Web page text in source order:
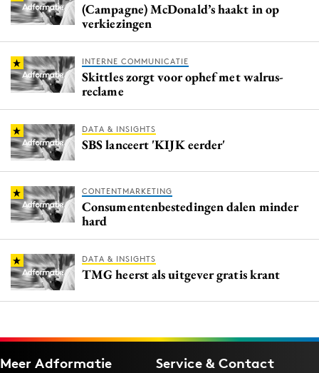
(Campagne) McDonald’s haakt in op
verkiezingen
INTERNE COMMUNICATIE
Skittles zorgt voor ophef met walrus-
reclame
DATA & INSIGHTS
SBS lanceert 'KIJK eerder'
CONTENTMARKETING
Consumentenbestedingen dalen minder
hard
DATA & INSIGHTS
TMG heerst als uitgever gratis krant
Meer Adformatie Service & Contact